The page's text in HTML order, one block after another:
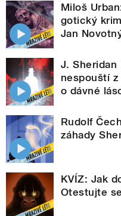
Miloš
gotický
Jan
J. Sheridan
nespouští
o dávné
Rudolf
záhady
KVÍZ: Jak
Otestujte